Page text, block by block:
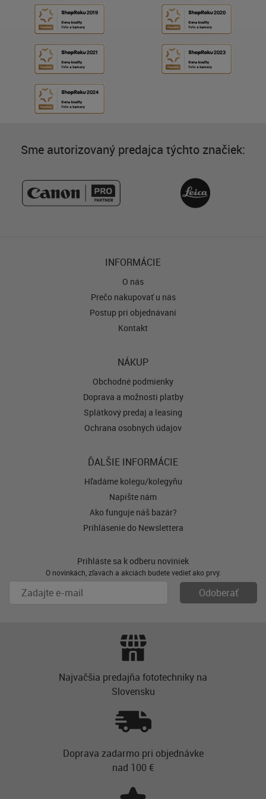
Sme autorizovaný predajca týchto značiek:
INFORMÁCIE
O nás
Prečo nakupovať u nás
Postup pri objednávaní
Kontakt
NÁKUP
Obchodné podmienky
Doprava a možnosti platby
Splátkový predaj a leasing
Ochrana osobných údajov
ĎALŠIE INFORMÁCIE
Hľadáme kolegu/kolegyňu
Napíšte nám
Ako funguje náš bazár?
Prihlásenie do Newslettera
Prihláste sa k odberu noviniek
O novinkách, zľavách a akciách budete vedieť ako prvý.
Najvačšia predajňa fototechniky na
Slovensku
Doprava zadarmo pri objednávke
nad 100 €